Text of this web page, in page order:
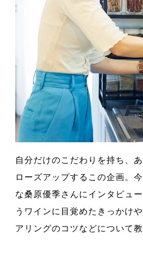
自分だけのこだわりを持ち、
ローズアップするこの企画。
な桑原優季さんにインタビュ
うワインに目覚めたきっかけ
アリングのコツなどについて